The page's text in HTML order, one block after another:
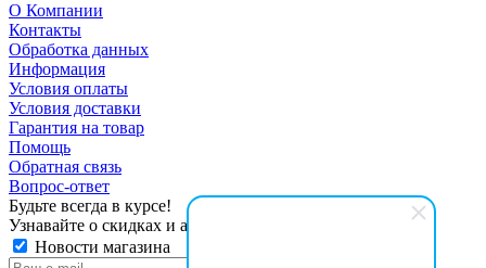
О Компании
Контакты
Обработка данных
Информация
Условия оплаты
Условия доставки
Гарантия на товар
Помощь
Обратная связь
Вопрос-ответ
Будьте всегда в курсе!
Узнавайте о скидках и акциях первым
Новости магазина